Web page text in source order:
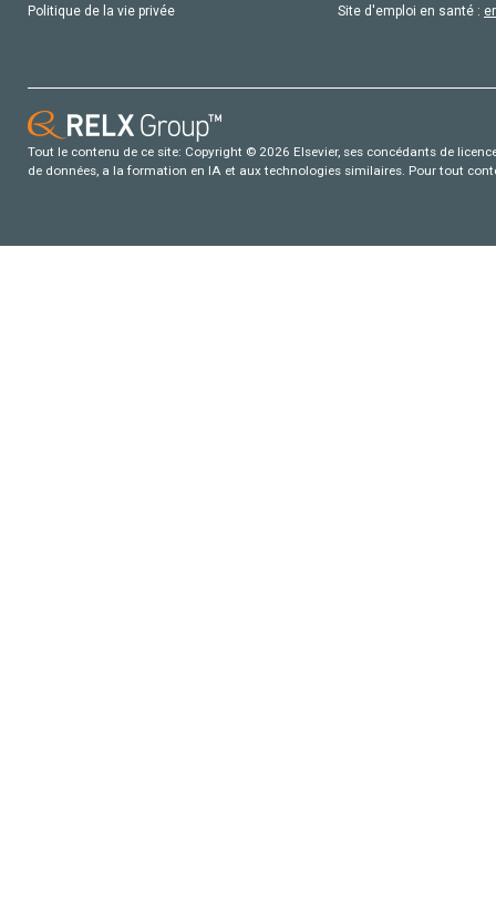
Politique de la vie privée
Site d'emploi en santé :
Tout le contenu de ce site: Copyright © 2026 Elsevier, ses concédants de
de données, a la formation en IA et aux technologies similaires. Pour tout